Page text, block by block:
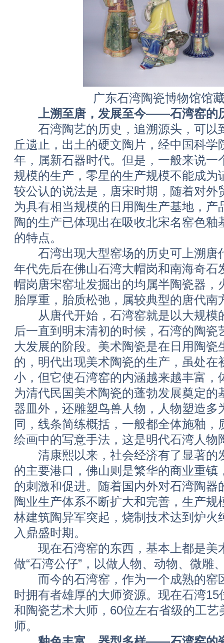
广东石湾陶瓷博物馆馆藏
上溯至唐，发展至今——石湾窑的
石湾陶艺的历史，追溯源头，可以
丘遗止，出土的硬文陶片，经中国科学
年，属新石器时代。但是，一般来说一
规模的生产，零星的生产规模不能成为
较公认的说法是，唐宋时期，随着对外
为具有相当规模的日用陶生产基地，产
陶的生产已体现出在吸收北宋名窑色釉
的特点。
石湾出现大型窑场的历史可上溯唐
年代先后在佛山石湾大帽岗和南海奇石
帽岗唐宋窑址发掘出的均属半陶瓷器，
胎厚重，胎质松弛，属较典型的唐代南
从唐代开始，石湾窑就是以大规模
后一直到明末清初的时候，石湾的陶瓷
大发展的阶段。美术陶瓷是在日用陶瓷
的，明代出现美术陶瓷的生产，虽处在
小，但它使石湾窑的内涵越来越丰富，
为清代民国美术陶瓷的蓬勃发展奠定的
器皿外，还雕塑鸟兽人物，人物塑造多
同，线条简练概括，一般都全体施釉
绘画中的写意手法，这是明代石湾人物
清康熙以来，社会经济有了显著的
的主要港口，佛山则是繁华的商业重镇
的刺激和促进。随着国内外对石湾陶器
陶业生产体系不断扩大和完善，生产规
林建筑陶异军突起，烧制技术达到炉火
入鼎盛时期。
现在石湾窑的东西，基本上都是美
做“石湾公仔”，以做人物、动物、微雕
而今的石湾窑，作为一个成熟的窑
时拥有者雄厚的大师资源。现在石湾
和陶瓷艺术大师，60位左右省级的工
师。